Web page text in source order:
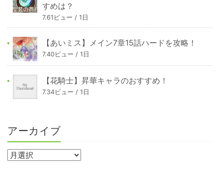
すめは？
7.61ビュー / 1日
【あいミス】メイン7章15話ハードを攻略！
7.40ビュー / 1日
【花騎士】昇華キャラのおすすめ！
7.34ビュー / 1日
アーカイブ